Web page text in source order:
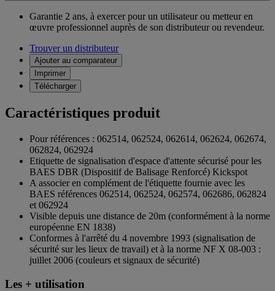
Garantie 2 ans, à exercer pour un utilisateur ou metteur en
œuvre professionnel auprès de son distributeur ou revendeur.
Trouver un distributeur
Ajouter au comparateur
Imprimer
Télécharger
Caractéristiques produit
Pour références : 062514, 062524, 062614, 062624, 062674,
062824, 062924
Etiquette de signalisation d'espace d'attente sécurisé pour les
BAES DBR (Dispositif de Balisage Renforcé) Kickspot
A associer en complément de l'étiquette fournie avec les
BAES références 062514, 062524, 062574, 062686, 062824
et 062924
Visible depuis une distance de 20m (conformément à la norme
européenne EN 1838)
Conformes à l'arrêté du 4 novembre 1993 (signalisation de
sécurité sur les lieux de travail) et à la norme NF X 08-003 :
juillet 2006 (couleurs et signaux de sécurité)
Les + utilisation